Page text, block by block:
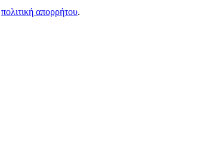
πολιτική απορρήτου.